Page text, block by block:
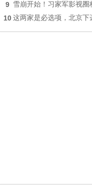
9 雪崩开始！习家军影视圈
10 这两家是必选项，北京下